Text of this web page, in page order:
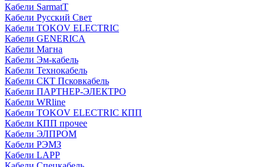
Кабели SarmatT
Кабели Русский Свет
Кабели TOKOV ELECTRIC
Кабели GENERICA
Кабели Магна
Кабели Эм-кабель
Кабели Технокабель
Кабели СКТ Псковкабель
Кабели ПАРТНЕР-ЭЛЕКТРО
Кабели WRline
Кабели TOKOV ELECTRIC КПП
Кабели КПП прочее
Кабели ЭЛПРОМ
Кабели РЭМЗ
Кабели LAPP